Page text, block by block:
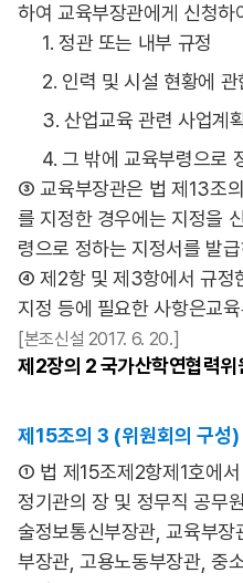
하여 교육부장관에게 신청하
1. 정관 또는 내부 규정
2. 인력 및 시설 현황에 관
3. 산업교육 관련 사업계
4. 그 밖에 교육부령으로
③ 교육부장관은 법 제13조
를 지정한 경우에는 지정을
령으로 정하는 지정서를 발
④ 제2항 및 제3항에서 규정
지정 등에 필요한 사항은교
[본조신설 2017. 6. 20.]
제2장의 2 국가산학연협력위
제15조의 3 (위원회의 구성)
① 법 제15조제2항제1호에
정기관의 장 및 정무직 공무
술정보통신부장관, 교육부
부장관, 고용노동부장관, 중